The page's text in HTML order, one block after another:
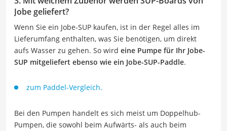
Jobe geliefert?
Wenn Sie ein Jobe-SUP kaufen, ist in der Regel alles im
Lieferumfang enthalten, was Sie benötigen, um direkt
aufs Wasser zu gehen. So wird eine Pumpe für Ihr Jobe-
SUP mitgeliefert ebenso wie ein Jobe-SUP-Paddle.
zum Paddel-Vergleich.
Bei den Pumpen handelt es sich meist um Doppelhub-
Pumpen, die sowohl beim Aufwärts- als auch beim